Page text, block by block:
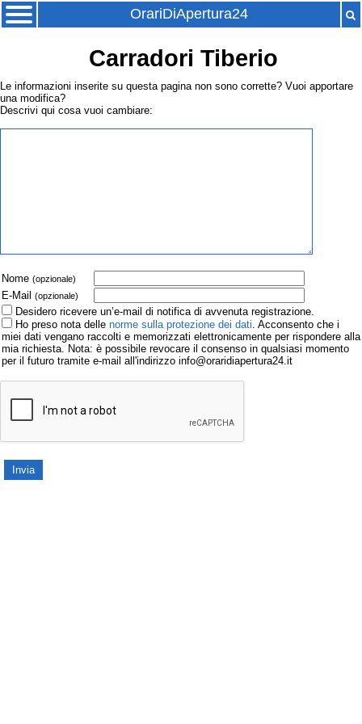
OrariDiApertura24
Carradori Tiberio
Le informazioni inserite su questa pagina non sono corrette? Vuoi apportare
una modifica?
Descrivi qui cosa vuoi cambiare:
Nome (opzionale)
E-Mail (opzionale)
Desidero ricevere un’e-mail di notifica di avvenuta registrazione.
Ho preso nota delle norme sulla protezione dei dati. Acconsento che i
miei dati vengano raccolti e memorizzati elettronicamente per rispondere alla
mia richiesta. Nota: è possibile revocare il consenso in qualsiasi momento
per il futuro tramite e-mail all'indirizzo info@oraridiapertura24.it